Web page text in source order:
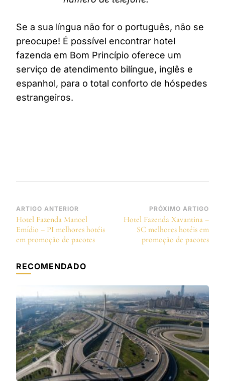
Se a sua língua não for o português, não se
preocupe! É possível encontrar hotel
fazenda em Bom Princípio oferece um
serviço de atendimento bilíngue, inglês e
espanhol, para o total conforto de hóspedes
estrangeiros.
Navegação
de
post
ARTIGO ANTERIOR
Hotel Fazenda Manoel
Emídio – PI melhores hotéis
em promoção de pacotes
PRÓXIMO ARTIGO
Hotel Fazenda Xavantina –
SC melhores hotéis em
promoção de pacotes
RECOMENDADO